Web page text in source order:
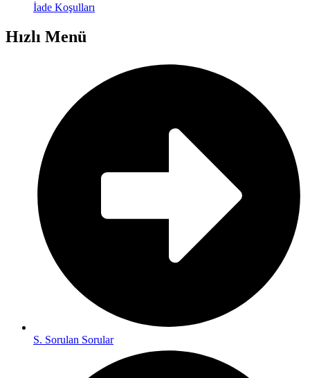
İade Koşulları
Hızlı Menü
S. Sorulan Sorular